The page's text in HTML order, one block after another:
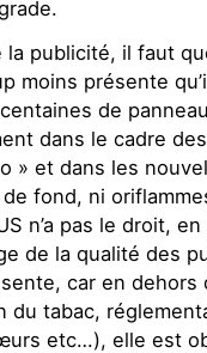
la publicité, il faut
moins présente
de
dans le cadre
» et dans les
fond, ni
n’a pas le droit,
de la qualité des
car en dehors
du tabac,
etc…), elle est